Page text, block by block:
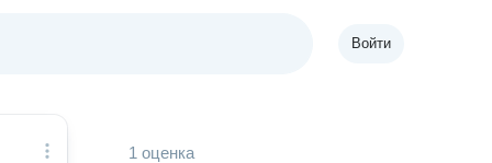
Войти
1 оценка